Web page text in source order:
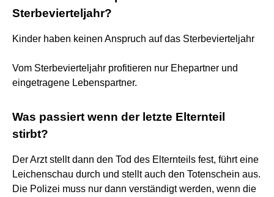
Sterbevierteljahr?
Kinder haben keinen Anspruch auf das Sterbevierteljahr
Vom Sterbevierteljahr profitieren nur Ehepartner und
eingetragene Lebenspartner.
Was passiert wenn der letzte Elternteil
stirbt?
Der Arzt stellt dann den Tod des Elternteils fest, führt eine
Leichenschau durch und stellt auch den Totenschein aus.
Die Polizei muss nur dann verständigt werden, wenn die